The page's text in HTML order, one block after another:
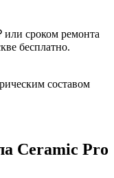
сроком ремонта
бесплатно.
составом
Ceramic Pro